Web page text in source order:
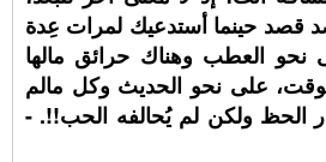
قصد حينما أستدعيك لمرات عِدة
نحو العطب وهناك حرائق مالها
على نحو الحديث وكل مالم
الحظ ولكن لم يُحالفه الحب!!. -